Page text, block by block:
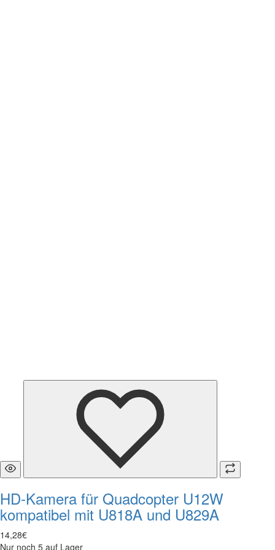
HD-Kamera für Quadcopter U12W
kompatibel mit U818A und U829A
14,28€
Nur noch 5 auf Lager